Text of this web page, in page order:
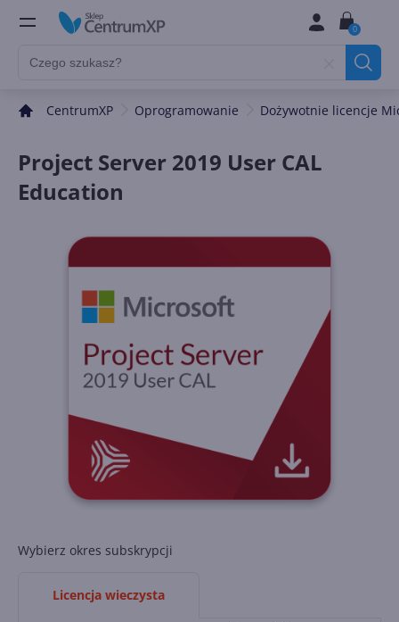
0
CentrumXP Oprogramowanie Dożywotnie licencje
Project Server 2019 User CAL
Education
Wybierz okres subskrypcji
Licencja wieczysta